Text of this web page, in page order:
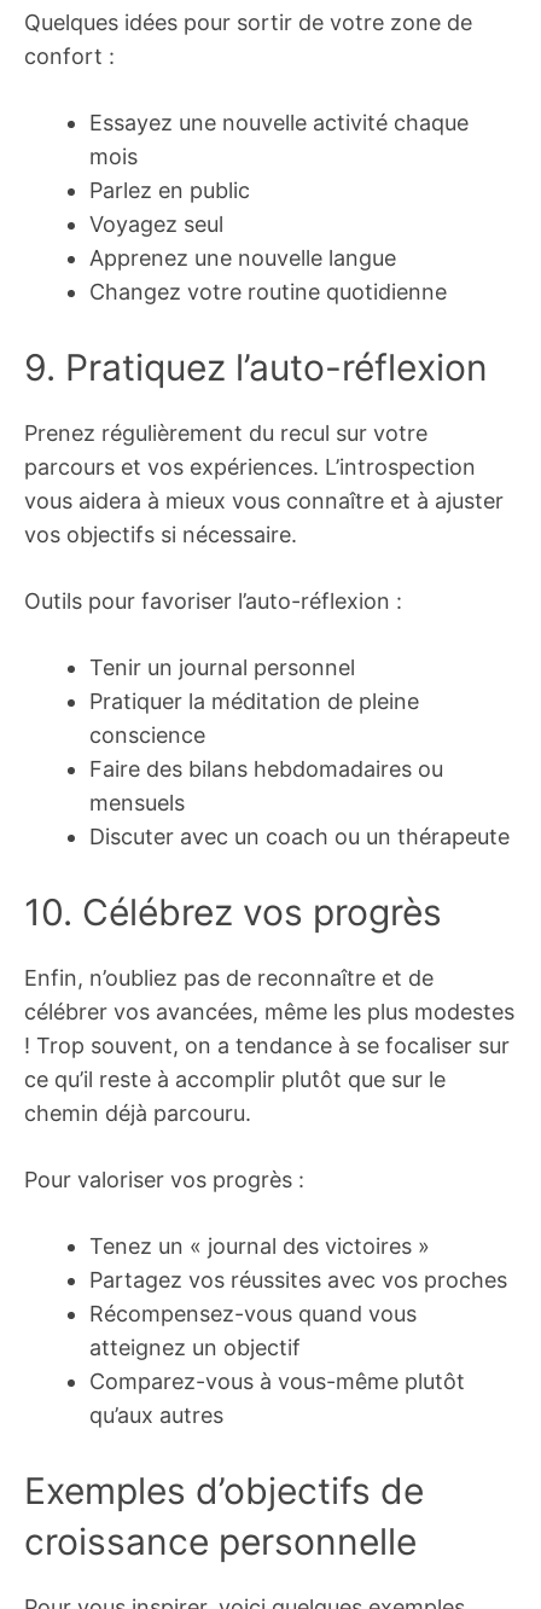
Quelques idées pour sortir de votre zone de
confort :
Essayez une nouvelle activité chaque
mois
Parlez en public
Voyagez seul
Apprenez une nouvelle langue
Changez votre routine quotidienne
9. Pratiquez l’auto-réflexion
Prenez régulièrement du recul sur votre
parcours et vos expériences. L’introspection
vous aidera à mieux vous connaître et à ajuster
vos objectifs si nécessaire.
Outils pour favoriser l’auto-réflexion :
Tenir un journal personnel
Pratiquer la méditation de pleine
conscience
Faire des bilans hebdomadaires ou
mensuels
Discuter avec un coach ou un thérapeute
10. Célébrez vos progrès
Enfin, n’oubliez pas de reconnaître et de
célébrer vos avancées, même les plus modestes
! Trop souvent, on a tendance à se focaliser sur
ce qu’il reste à accomplir plutôt que sur le
chemin déjà parcouru.
Pour valoriser vos progrès :
Tenez un « journal des victoires »
Partagez vos réussites avec vos proches
Récompensez-vous quand vous
atteignez un objectif
Comparez-vous à vous-même plutôt
qu’aux autres
Exemples d’objectifs de
croissance personnelle